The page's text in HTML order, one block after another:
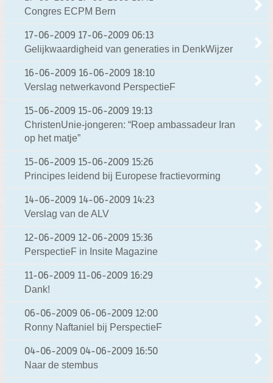
Congres ECPM Bern
17-06-2009 17-06-2009 06:13
Gelijkwaardigheid van generaties in DenkWijzer
16-06-2009 16-06-2009 18:10
Verslag netwerkavond PerspectieF
15-06-2009 15-06-2009 19:13
ChristenUnie-jongeren: “Roep ambassadeur Iran
op het matje”
15-06-2009 15-06-2009 15:26
Principes leidend bij Europese fractievorming
14-06-2009 14-06-2009 14:23
Verslag van de ALV
12-06-2009 12-06-2009 15:36
PerspectieF in Insite Magazine
11-06-2009 11-06-2009 16:29
Dank!
06-06-2009 06-06-2009 12:00
Ronny Naftaniel bij PerspectieF
04-06-2009 04-06-2009 16:50
Naar de stembus